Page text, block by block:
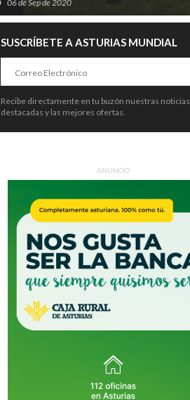
06 de Sep de 2020
SUSCRÍBETE A ASTURIAS MUNDIAL
Recibe directamente en tu buzón nuestras noticias
destacadas y las mejores ofertas.
ANUNCIO